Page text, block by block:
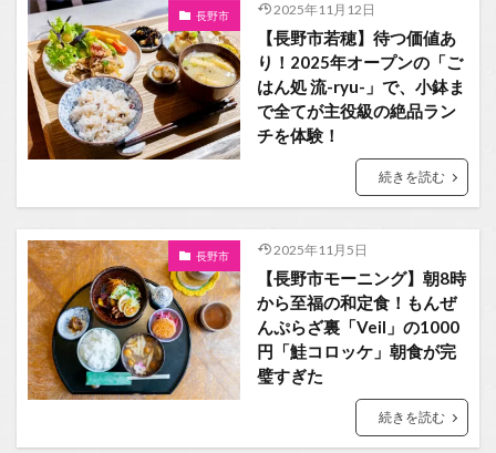
長野市 2025年11月12日
【長野市若穂】待つ価値あ
り！2025年オープンの「ご
はん処 流-ryu-」で、小鉢ま
で全てが主役級の絶品ラン
チを体験！
続きを読む
長野市 2025年11月5日
【長野市モーニング】朝8時
から至福の和定食！もんぜ
んぷらざ裏「Veil」の1000
円「鮭コロッケ」朝食が完
璧すぎた
続きを読む